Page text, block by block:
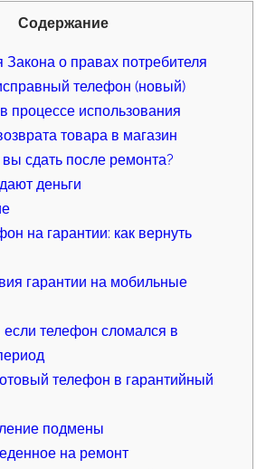
Содержание
о правах потребителя
телефон (новый)
процессе использования
товара в магазин
сдать после ремонта?
деньги
на гарантии: как вернуть
гарантии на мобильные
если телефон сломался в
телефон в гарантийный
подмены
на ремонт